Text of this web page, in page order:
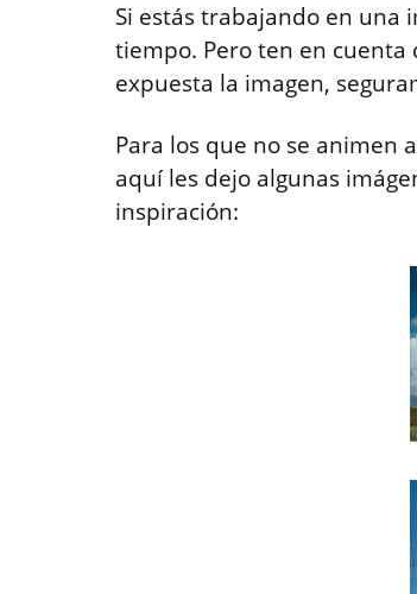
Si estás trabajando en
tiempo. Pero ten en
expuesta la imagen,
Para los que no se animen
aquí les dejo algunas
inspiración: